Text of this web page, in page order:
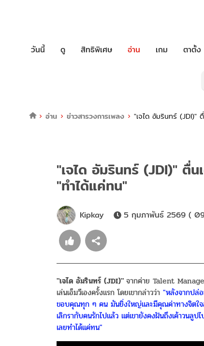
วันนี้ ดู สิทธิพิเศษ อ่าน เกม ตาตั้ง
อ่าน ข่าวสารวงการเพลง "เจได อัมรินทร์ (JDI)"
"เจได อัมรินทร์ (JDI)" ตื่
"ทำได้แค่ทน"
Kipkay 5 กุมภาพันธ์ 2569 (
"เจได อัมรินทร์ (JDI)" จากค่าย Talent
เล่นเอ็มวีเองครั้งแรก โดยเขากล่าวว่า "หลังจากปล่
ขอบคุณทุก ๆ คน มันยิ่งใหญ่และมีคุณค่าทางจิตใจ
เลิกรากับคนรักไปแล้ว แต่เขายังคงฝันถึงเค้าวนลู
เลยทำได้แค่ทน"